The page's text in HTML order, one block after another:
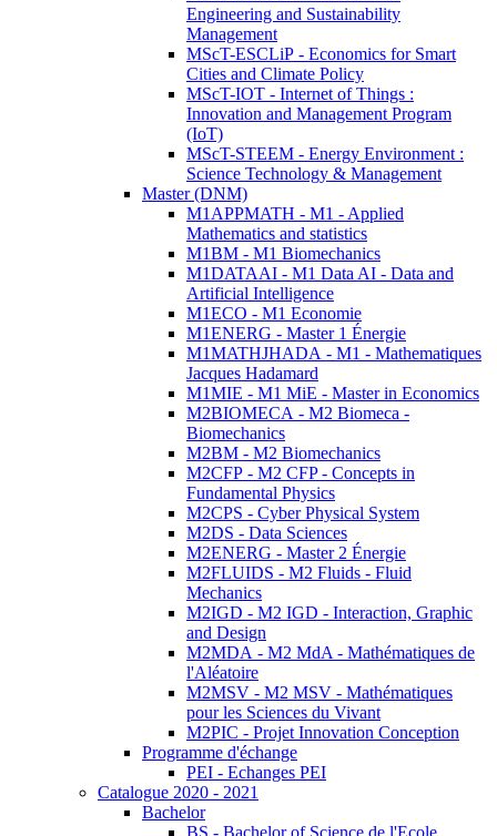
Engineering and Sustainability
Management
MScT-ESCLiP - Economics for Smart
Cities and Climate Policy
MScT-IOT - Internet of Things :
Innovation and Management Program
(IoT)
MScT-STEEM - Energy Environment :
Science Technology & Management
Master (DNM)
M1APPMATH - M1 - Applied
Mathematics and statistics
M1BM - M1 Biomechanics
M1DATAAI - M1 Data AI - Data and
Artificial Intelligence
M1ECO - M1 Economie
M1ENERG - Master 1 Énergie
M1MATHJHADA - M1 - Mathematiques
Jacques Hadamard
M1MIE - M1 MiE - Master in Economics
M2BIOMECA - M2 Biomeca -
Biomechanics
M2BM - M2 Biomechanics
M2CFP - M2 CFP - Concepts in
Fundamental Physics
M2CPS - Cyber Physical System
M2DS - Data Sciences
M2ENERG - Master 2 Énergie
M2FLUIDS - M2 Fluids - Fluid
Mechanics
M2IGD - M2 IGD - Interaction, Graphic
and Design
M2MDA - M2 MdA - Mathématiques de
l'Aléatoire
M2MSV - M2 MSV - Mathématiques
pour les Sciences du Vivant
M2PIC - Projet Innovation Conception
Programme d'échange
PEI - Echanges PEI
Catalogue 2020 - 2021
Bachelor
BS - Bachelor of Science de l'Ecole